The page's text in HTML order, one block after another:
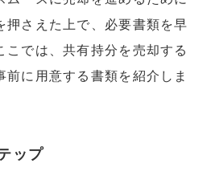
押さえた上で、必要書類を早
こでは、共有持分を売却する
前に用意する書類を紹介しま
ップ